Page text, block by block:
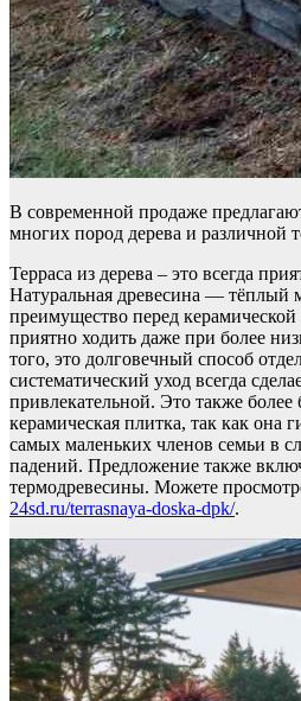
В современной продаже
многих пород дерева и различной
Терраса из дерева – это всегда
Натуральная древесина — тёплый
преимущество перед
приятно ходить даже при более
того, это долговечный способ
систематический уход всегда
привлекательной. Это также
керамическая плитка, так как она
самых маленьких членов семьи в
падений. Предложение также
термодревесины. Можете
24sd.ru/terrasnaya-doska-dpk/.